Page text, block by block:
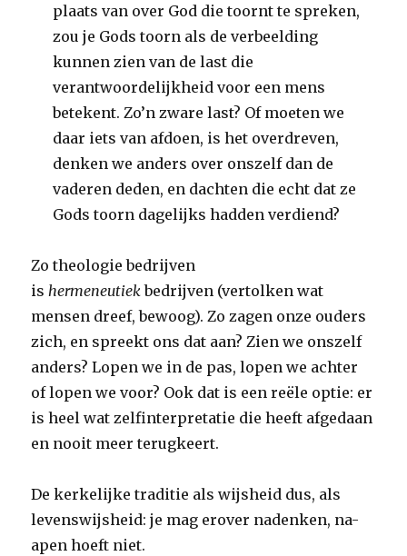
plaats van over God die toornt te spreken,
zou je Gods toorn als de verbeelding
kunnen zien van de last die
verantwoordelijkheid voor een mens
betekent. Zo’n zware last? Of moeten we
daar iets van afdoen, is het overdreven,
denken we anders over onszelf dan de
vaderen deden, en dachten die echt dat ze
Gods toorn dagelijks hadden verdiend?
Zo theologie bedrijven
ishermeneutiekbedrijven (vertolken wat
mensen dreef, bewoog). Zo zagen onze ouders
zich, en spreekt ons dat aan? Zien we onszelf
anders? Lopen we in de pas, lopen we achter
of lopen we voor? Ook dat is een reële optie: er
is heel wat zelfinterpretatie die heeft afgedaan
en nooit meer terugkeert.
De kerkelijke traditie als wijsheid dus, als
levenswijsheid: je mag erover nadenken, na-
apen hoeft niet.